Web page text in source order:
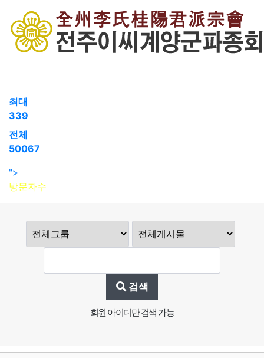
로그인
오늘
94
77
최대
339
전체
50067
">
방문자수
검색
회원 아이디만 검색 가능